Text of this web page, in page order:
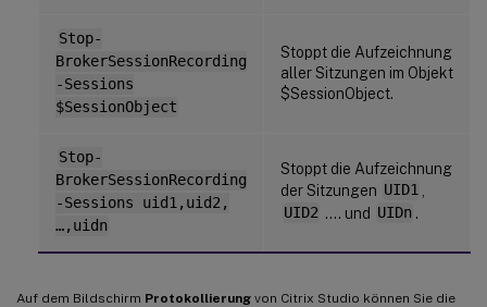
Stop-
BrokerSessionRecording
-Sessions
$SessionObject
Stoppt die Aufzeichnung
aller Sitzungen im Objekt
$SessionObject.
Stop-
BrokerSessionRecording
-Sessions uid1,uid2,
…,uidn
Stoppt die Aufzeichnung
der Sitzungen UID1
UID2 …. und UIDn .
Auf dem Bildschirm Protokollierung von Citrix Studio können Sie die